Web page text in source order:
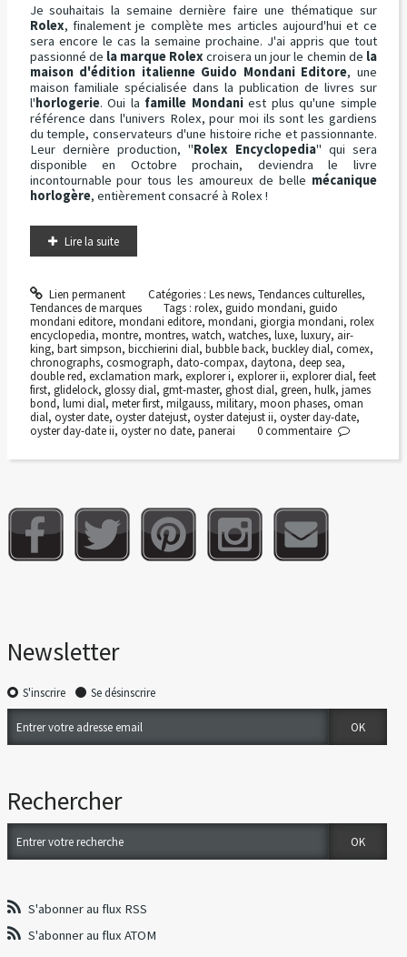
Je souhaitais la semaine dernière faire une thématique sur
Rolex, finalement je complète mes articles aujourd'hui et ce
sera encore le cas la semaine prochaine. J'ai appris que tout
passionné de la marque Rolex croisera un jour le chemin de la
maison d'édition italienne Guido Mondani Editore, une
maison familiale spécialisée dans la publication de livres sur
l'horlogerie. Oui la famille Mondaniest plus qu'une simple
référence dans l'univers Rolex, pour moi ils sont les gardiens
du temple, conservateurs d'une histoire riche et passionnante.
Leur dernière production, "Rolex Encyclopedia" qui sera
disponible en Octobre prochain, deviendra le livre
incontournable pour tous les amoureux de belle mécanique
horlogère, entièrement consacré à Rolex !
Lire la suite
Lien permanent Catégories : Les news, Tendances culturelles,
Tendances de marques
Tags :rolex,guido mondani,guido
mondani editore, mondani editore, mondani, giorgia mondani, rolex
encyclopedia, montre, montres, watch, watches, luxe, luxury, air-
king, bart simpson, bicchierini dial, bubble back, buckley dial, comex,
chronographs, cosmograph, dato-compax, daytona, deep sea,
double red, exclamation mark, explorer i, explorer ii, explorer dial, feet
first, glidelock, glossy dial, gmt-master, ghost dial, green, hulk, james
bond, lumi dial, meter first, milgauss, military, moon phases, oman
dial, oyster date, oyster datejust, oyster datejust ii, oyster day-date,
oyster day-date ii, oyster no date, panerai 0commentaire
Newsletter
S'inscrire Se désinscrire
Rechercher
S'abonner au flux RSS
S'abonner au flux ATOM